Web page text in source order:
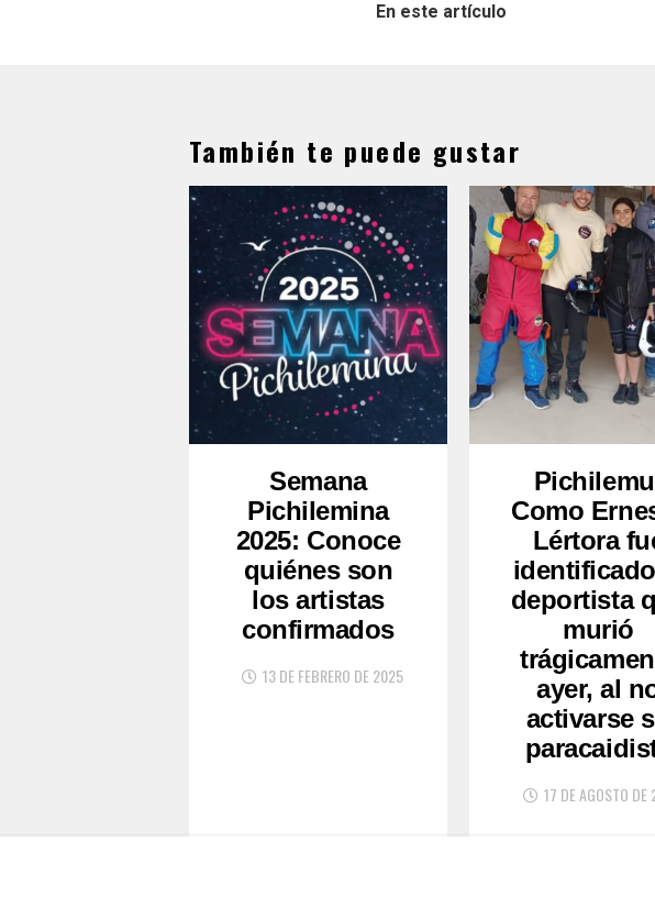
En este artículo
También te puede gustar
Semana
Pichilemina
2025: Conoce
quiénes son
los artistas
confirmados
13 DE FEBRERO DE 2025
Como
Lértora
deportista
murió
ayer, al
activarse
17 DE AGOSTO